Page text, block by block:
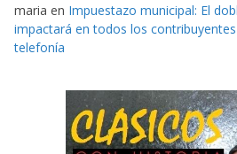
maria en Impuestazo municipal: El
impactará en todos los
telefonía